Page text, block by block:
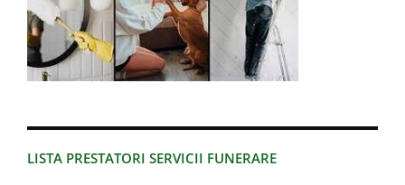
LISTA PRESTATORI SERVICII FUNERARE